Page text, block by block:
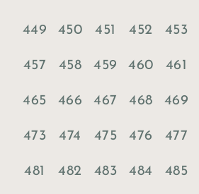
449 450 451 452 453
457 458 459 460 461
465 466 467 468 469
473 474 475 476 477
481 482 483 484 485